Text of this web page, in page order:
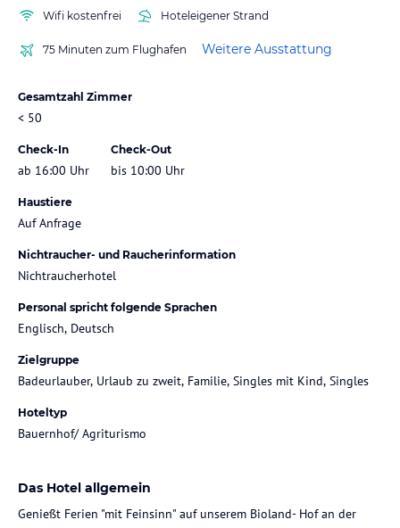
Wifi kostenfrei Hoteleigener Strand
75 Minuten zum Flughafen Weitere Ausstattung
Gesamtzahl Zimmer
< 50
Check-In
ab 16:00 Uhr
Check-Out
bis 10:00 Uhr
Haustiere
Auf Anfrage
Nichtraucher- und Raucherinformation
Nichtraucherhotel
Personal spricht folgende Sprachen
Englisch, Deutsch
Zielgruppe
Badeurlauber, Urlaub zu zweit, Familie, Singles mit Kind, Singles
Hoteltyp
Bauernhof/ Agriturismo
Das Hotel allgemein
Genießt Ferien "mit Feinsinn" auf unserem Bioland- Hof an der